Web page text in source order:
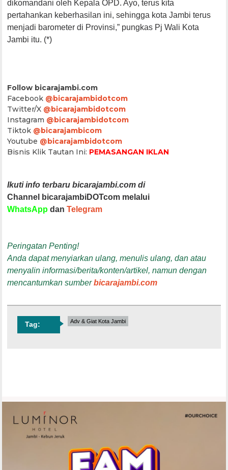
dikomandani oleh Kepala OPD. Ayo, terus kita
pertahankan keberhasilan ini, sehingga kota Jambi terus
menjadi barometer di Provinsi,” pungkas Pj Wali Kota
Jambi itu. (*)
Follow bicarajambi.com
Facebook @bicarajambidotcom
Twitter/X @bicarajambidotcom
Instagram @bicarajambidotcom
Tiktok @bicarajambicom
Youtube @bicarajambidotcom
Bisnis Klik Tautan Ini: PEMASANGAN IKLAN
Ikuti info terbaru bicarajambi.com di
Channel bicarajambiDOTcom melalui
WhatsApp danTelegram
Peringatan Penting!
Anda dapat menyiarkan ulang, menulis ulang, dan atau
menyalin informasi/berita/konten/artikel, namun dengan
mencantumkan sumberbicarajambi.com
Tag: Adv & Giat Kota Jambi